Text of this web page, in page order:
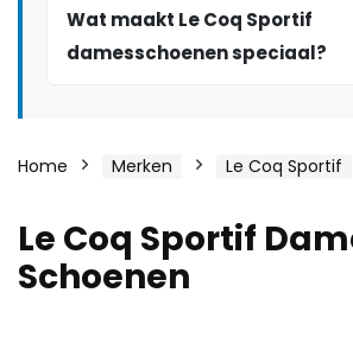
Wat maakt Le Coq Sportif
damesschoenen speciaal?
Home Merken Le Coq Sportif
Le Coq Sportif
Schoenen